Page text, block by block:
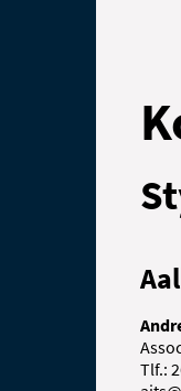
Tlf.: